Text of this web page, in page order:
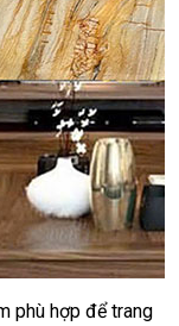
phù hợp để trang